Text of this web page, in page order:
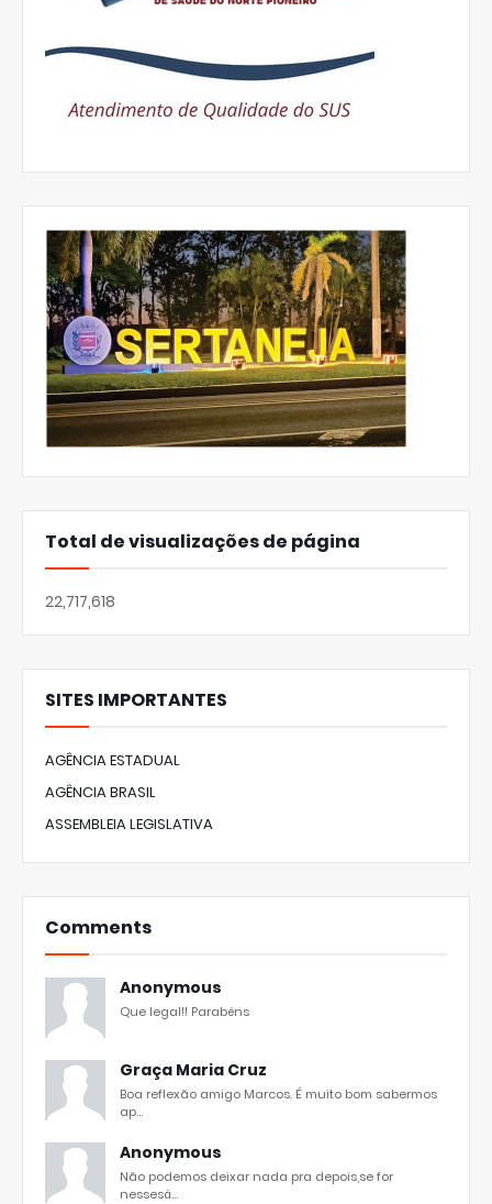
Total de visualizações de página
22,717,618
SITES IMPORTANTES
AGÊNCIA ESTADUAL
AGÊNCIA BRASIL
ASSEMBLEIA LEGISLATIVA
Comments
Anonymous
Que legal!! Parabéns
Graça Maria Cruz
Boa reflexão amigo Marcos. É muito bom sabermos
ap...
Anonymous
Não podemos deixar nada pra depois,se for
nessesá...